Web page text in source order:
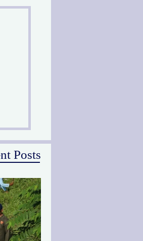
Posts